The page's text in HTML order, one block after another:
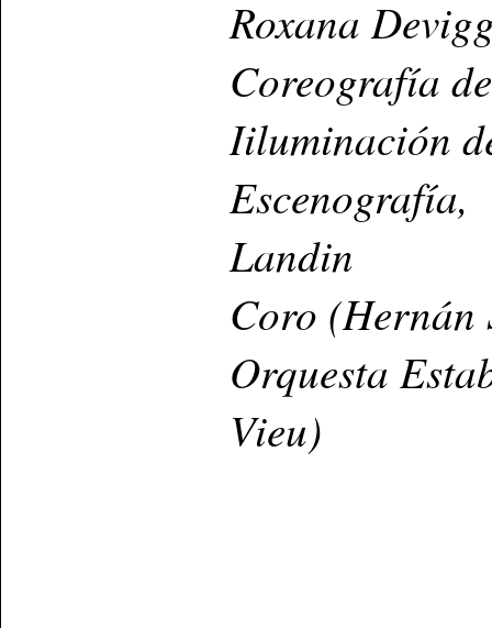
Roxana
Coreografía
Iiluminación
Landin
Coro (Hernán
Orquesta
Vieu)